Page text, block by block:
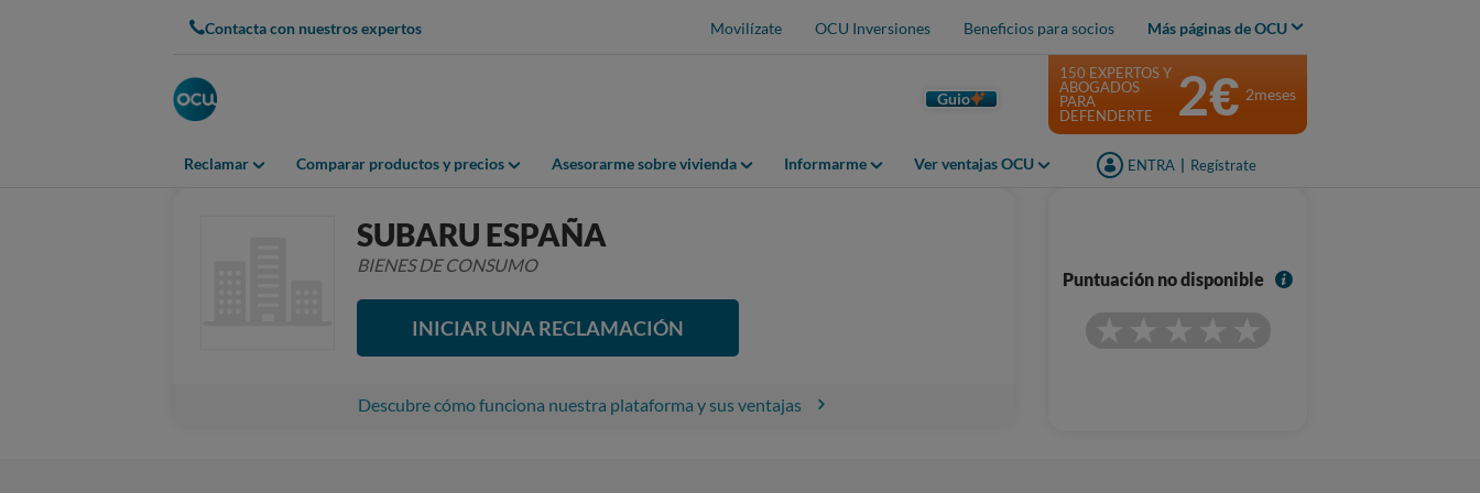
Contacta con nuestros expertos Movilízate OCU Inversiones Beneficios para socios Más páginas de OCU
Guio
Reclamar Comparar productos y precios Asesorarme sobre vivienda Informarme Ver ventajas OCU ENTRA Regístrate
150 EXPERTOS Y
ABOGADOS
PARA
DEFENDERTE
2€ 2meses
SUBARU ESPAÑA
BIENES DE CONSUMO
INICIAR UNA RECLAMACIÓN
Descubre cómo funciona nuestra plataforma y sus ventajas
Puntuación no disponible
I